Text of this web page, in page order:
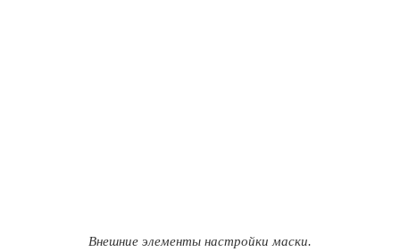
Внешние элементы настройки маски.